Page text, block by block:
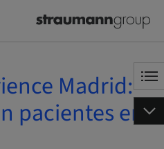
Madrid:
pacientes en